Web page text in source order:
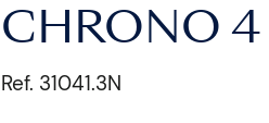
CHRONO 4
Ref. 31041.3N